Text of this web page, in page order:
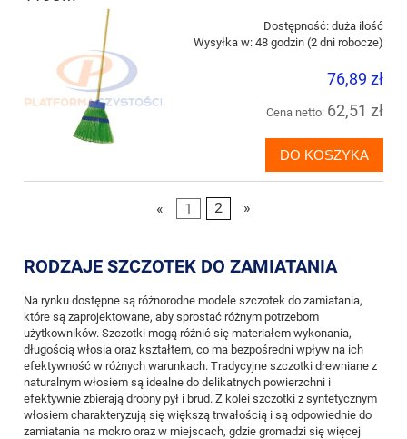
Dostępność: duża ilość
Wysyłka w: 48 godzin (2 dni robocze)
76,89 zł
Cena netto: 62,51 zł
DO KOSZYKA
« 1 2 »
RODZAJE SZCZOTEK DO ZAMIATANIA
Na rynku dostępne są różnorodne modele szczotek do zamiatania,
które są zaprojektowane, aby sprostać różnym potrzebom
użytkowników. Szczotki mogą różnić się materiałem wykonania,
długością włosia oraz kształtem, co ma bezpośredni wpływ na ich
efektywność w różnych warunkach. Tradycyjne szczotki drewniane z
naturalnym włosiem są idealne do delikatnych powierzchni i
efektywnie zbierają drobny pył i brud. Z kolei szczotki z syntetycznym
włosiem charakteryzują się większą trwałością i są odpowiednie do
zamiatania na mokro oraz w miejscach, gdzie gromadzi się więcej